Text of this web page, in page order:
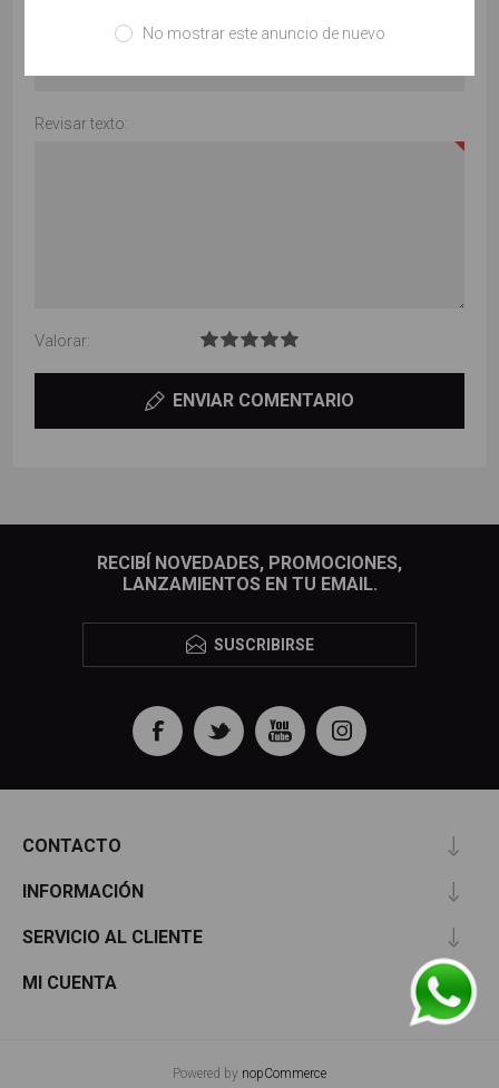
Título de la revisión:
Revisar texto:
Valorar:
ENVIAR COMENTARIO
RECIBÍ NOVEDADES, PROMOCIONES,
LANZAMIENTOS EN TU EMAIL.
SUSCRIBIRSE
CONTACTO
INFORMACIÓN
SERVICIO AL CLIENTE
MI CUENTA
Powered by nopCommerce
No mostrar este anuncio de nuevo